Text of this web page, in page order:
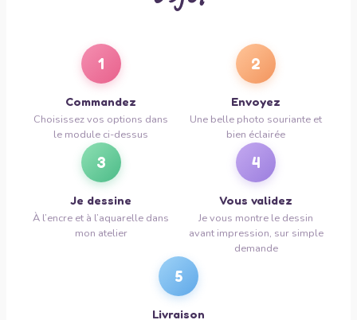
1
Commandez
Choisissez vos options dans
le module ci-dessus
2
Envoyez
Une belle photo souriante et
bien éclairée
3
Je dessine
À l’encre et à l’aquarelle dans
mon atelier
4
Vous validez
Je vous montre le dessin
avant impression, sur simple
demande
5
Livraison